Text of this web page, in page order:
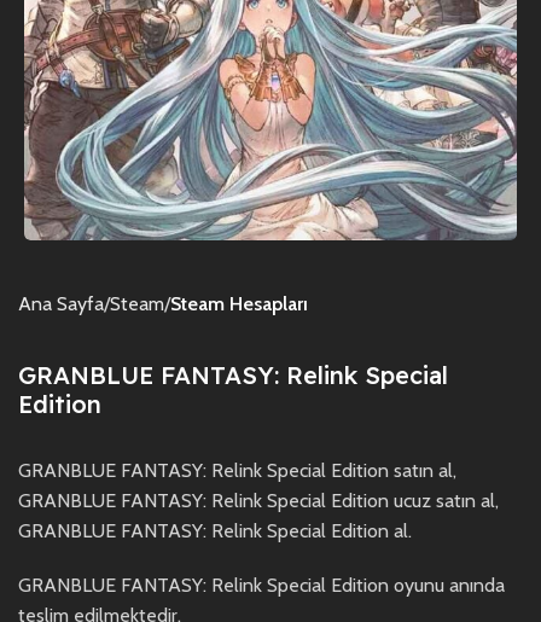
Ana Sayfa Steam Steam Hesapları
GRANBLUE FANTASY: Relink Special
Edition
GRANBLUE FANTASY: Relink Special Edition satın al,
GRANBLUE FANTASY: Relink Special Edition ucuz satın al,
GRANBLUE FANTASY: Relink Special Edition al.
GRANBLUE FANTASY: Relink Special Edition oyunu anında
teslim edilmektedir.